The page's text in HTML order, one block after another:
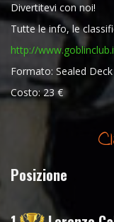
Divertitevi con noi!
Tutte le info, le
http://
Formato: Sealed Deck
Costo: 23 €
Posizione